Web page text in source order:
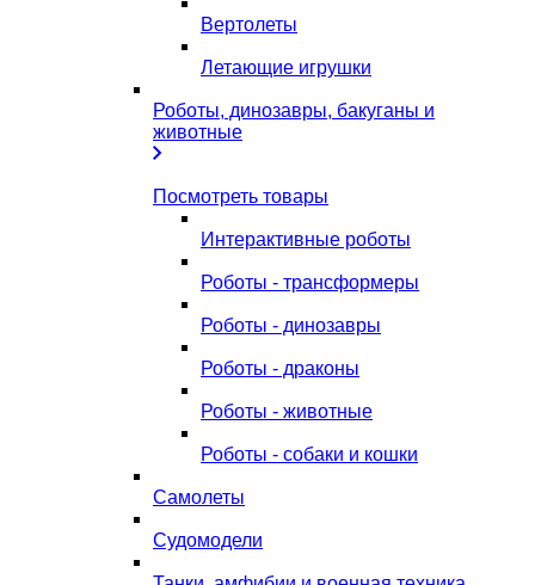
Вертолеты
Летающие игрушки
Роботы, динозавры, бакуганы и
животные
Посмотреть товары
Интерактивные роботы
Роботы - трансформеры
Роботы - динозавры
Роботы - драконы
Роботы - животные
Роботы - собаки и кошки
Самолеты
Судомодели